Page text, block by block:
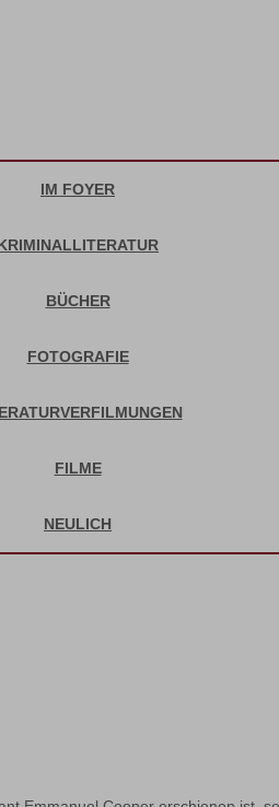
IM FOYER
BÜCHER
FOTOGRAFIE
FILME
NEULICH